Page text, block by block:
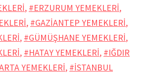
, #ERZURUM YEMEKLERİ,
, #GAZİANTEP YEMEKLERİ,
, #GÜMÜŞHANE YEMEKLERİ,
, #HATAY YEMEKLERİ, #IĞDIR
YEMEKLERİ, #İSTANBUL